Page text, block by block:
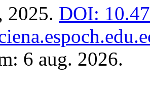
2025. DOI:
6 aug. 2026.